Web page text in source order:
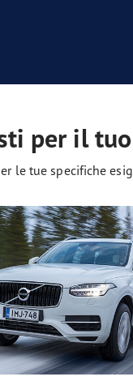
per il
le tue specifiche